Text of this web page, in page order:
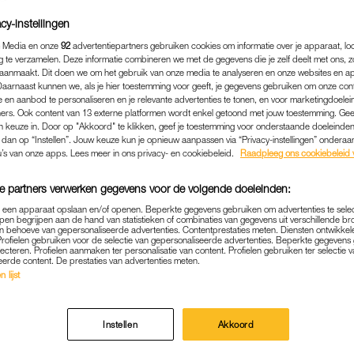
BOEREN HEBBEN
REMKES-RAPPORT
POLITIEK|DE DISCUSSIE
zich hardop af of het kabinet de adviezen
opvolgen. Dat komt naar voren uit een
instellingen
en onze 92 advertentiepartners gebruiken cookies om informatie over je apparaat,
te verzamelen. Deze informatie combineren we met de gegevens die je zelf deelt met ons,
Dit doen we om het gebruik van onze media te analyseren en onze websites en
kunnen we, als je hier toestemming voor geeft, je gegevens gebruiken om onze
en aanbod te personaliseren en je relevante advertenties te tonen, en voor
Ook content van 13 externe platformen wordt enkel getoond met jouw toestemming.
keuze in. Door op "Akkoord" te klikken, geef je toestemming voor onderstaande
op “Instellen”. Jouw keuze kun je opnieuw aanpassen via “Privacy-instellingen”
van onze apps. Lees meer in ons privacy- en cookiebeleid.
Raadpleeg ons cookiebeleid
partners verwerken gegevens voor de volgende doeleinden:
apparaat opslaan en/of openen. Beperkte gegevens gebruiken om advertenties te
begrijpen aan de hand van statistieken of combinaties van gegevens uit verschillende
behoeve van gepersonaliseerde advertenties. Contentprestaties meten. Diensten
gebruiken voor de selectie van gepersonaliseerde advertenties. Beperkte
Profielen aanmaken ter personalisatie van content. Profielen gebruiken ter selectie
content. De prestaties van advertenties meten.
lijst
Instellen Akkoord